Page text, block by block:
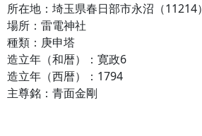
所在地：埼玉県春日部市永沼（11214）
場所：雷電神社
種類：庚申塔
造立年（和暦）：寛政6
造立年（西暦）：1794
主尊銘：青面金剛